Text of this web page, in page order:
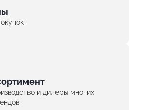
и дилеры многих